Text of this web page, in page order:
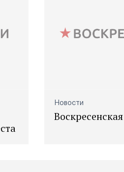
Новости